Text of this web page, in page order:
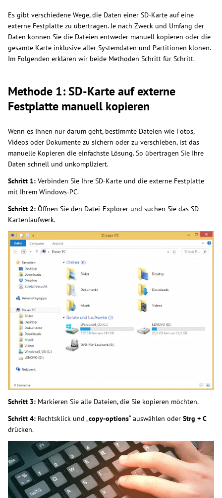
Es gibt verschiedene Wege, die Daten einer SD-Karte auf eine
externe Festplatte zu übertragen. Je nach Zweck und Umfang der
Daten können Sie die Dateien entweder manuell kopieren oder die
gesamte Karte inklusive aller Systemdaten und Partitionen klonen.
Im Folgenden erklären wir beide Methoden Schritt für Schritt.
Methode 1: SD-Karte auf externe
Festplatte manuell kopieren
Wenn es Ihnen nur darum geht, bestimmte Dateien wie Fotos,
Videos oder Dokumente zu sichern oder zu verschieben, ist das
manuelle Kopieren die einfachste Lösung. So übertragen Sie Ihre
Daten schnell und unkompliziert.
Schritt 1: Verbinden Sie Ihre SD-Karte und die externe Festplatte
mit Ihrem Windows-PC.
Schritt 2: Öffnen Sie den Datei-Explorer und suchen Sie das SD-
Kartenlaufwerk.
Schritt 3: Markieren Sie alle Dateien, die Sie kopieren möchten.
Schritt 4: Rechtsklick und „copy-options“ auswählen oder Strg + C
drücken.